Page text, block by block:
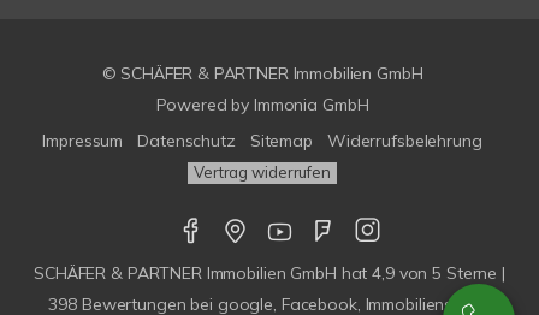
© SCHÄFER & PARTNER Immobilien GmbH
Powered by Immonia GmbH
Impressum
Datenschutz Sitemap Widerrufsbelehrung
Vertrag widerrufen
SCHÄFER & PARTNER Immobilien GmbH hat4,9von5 Sterne |
398 Bewertungen bei google, Facebook, Immobilienscout,